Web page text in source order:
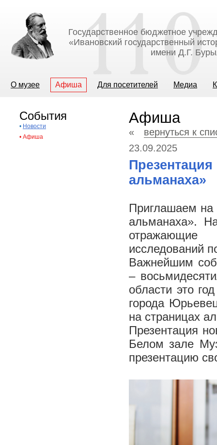
Государственное бюджетное
«Ивановский государственный
имени Д.Г.
О музее Афиша Для посетителей Медиа
События
• Новости
• Афиша
Афиша
« вернуться к
23.09.2025
альманаха»
Приглашаем на
альманаха».
отражающие
исследований
Важнейшим
–
области это
города
на страницах
Презентация
Белом зале
презентацию